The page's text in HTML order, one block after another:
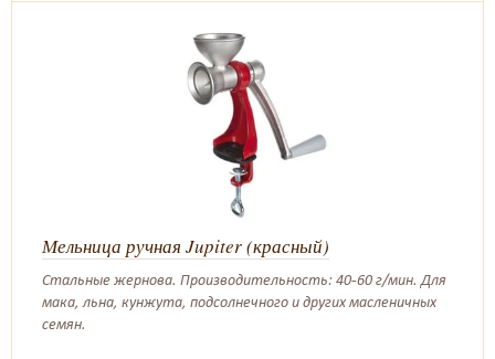
Мельница ручная Jupiter (красный)
Стальные жернова. Производительность: 40-60 г/мин. Для
мака, льна, кунжута, подсолнечного и других масленичных
семян.